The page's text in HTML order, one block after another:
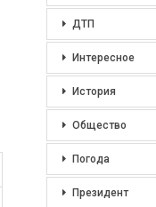
ДТП
Интересное
История
Общество
Погода
Президент